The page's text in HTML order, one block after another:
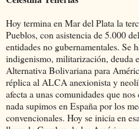
Hoy termina en Mar del Plata la
Pueblos, con asistencia de 5.000
entidades no gubernamentales. Se
indigenismo, militarización, deuda
Alternativa Bolivariana para
réplica al ALCA anexionista y
afecta a unas comunidades que
nada supimos en España por los
convencionales. Hoy se inicia en